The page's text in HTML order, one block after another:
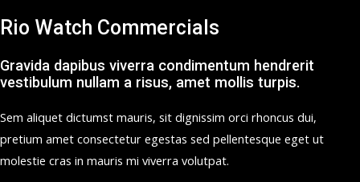
Rio Watch Commercials
Gravida dapibus viverra condimentum hendrerit
vestibulum nullam a risus, amet mollis turpis.
Sem aliquet dictumst mauris, sit dignissim orci rhoncus dui,
pretium amet consectetur egestas sed pellentesque eget ut
molestie cras in mauris mi viverra volutpat.